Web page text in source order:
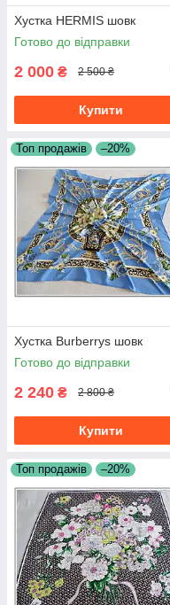
Хустка HERMIS шовк
Готово до відправки
2 000 ₴ 2 500 ₴
Купити
Топ продажів –20%
Хустка Burberrys шовк
Готово до відправки
2 240 ₴ 2 800 ₴
Купити
Топ продажів –20%